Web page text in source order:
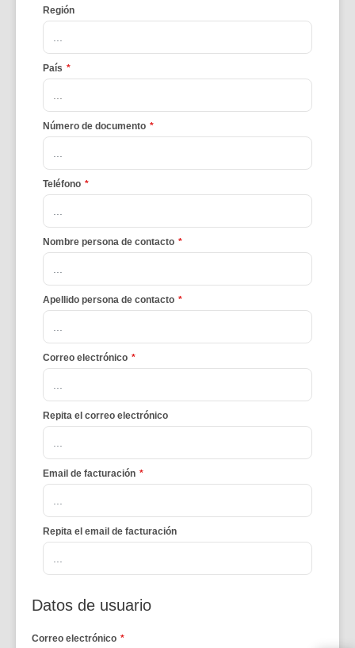
Región
País *
Número de documento *
Teléfono *
Nombre persona de contacto *
Apellido persona de contacto *
Correo electrónico *
Repita el correo electrónico
Email de facturación *
Repita el email de facturación
Datos de usuario
Correo electrónico *